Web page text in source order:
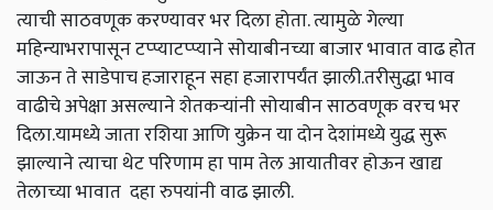
त्याची साठवणूक करण्यावर भर दिला होता. त्यामुळे गेल्या
महिन्याभरापासून टप्प्याटप्प्याने सोयाबीनच्या बाजार भावात वाढ होत
जाऊन ते साडेपाच हजाराहून सहा हजारापर्यंत झाली.तरीसुद्धा भाव
वाढीचे अपेक्षा असल्याने शेतकऱ्यांनी सोयाबीन साठवणूक वरच भर
दिला.यामध्ये जाता रशिया आणि युक्रेन या दोन देशांमध्ये युद्ध सुरू
झाल्याने त्याचा थेट परिणाम हा पाम तेल आयातीवर होऊन खाद्य
तेलाच्या भावात दहा रुपयांनी वाढ झाली.